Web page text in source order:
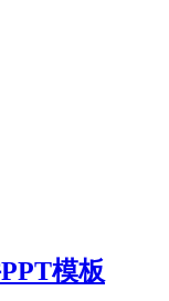
模板